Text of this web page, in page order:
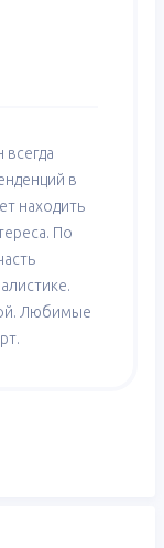
в
находить
По
Любимые